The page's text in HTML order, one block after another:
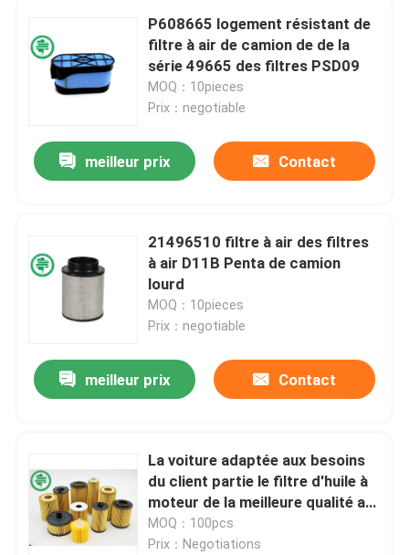
Maison
Vidéos
P608665 logement résistant de
filtre à air de camion de de la
série 49665 des filtres PSD09
MOQ：10pieces
Prix：negotiable
meilleur prix Contact
21496510 filtre à air des filtres
à air D11B Penta de camion
lourd
MOQ：10pieces
Prix：negotiable
meilleur prix Contact
La voiture adaptée aux besoins
du client partie le filtre d'huile à
moteur de la meilleure qualité a
rodé l'OIN de Removation en
métal
MOQ：100pcs
Prix：Negotiations